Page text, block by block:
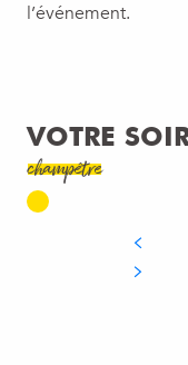
l’événement.
VOTRE
champêtre